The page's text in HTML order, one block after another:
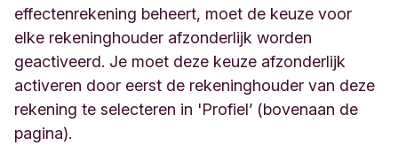
effectenrekening beheert, moet de keuze voor
elke rekeninghouder afzonderlijk worden
geactiveerd. Je moet deze keuze afzonderlijk
activeren door eerst de rekeninghouder van deze
rekening te selecteren in 'Profiel’ (bovenaan de
pagina).